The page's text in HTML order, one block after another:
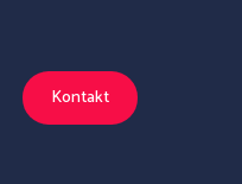
Kontakt